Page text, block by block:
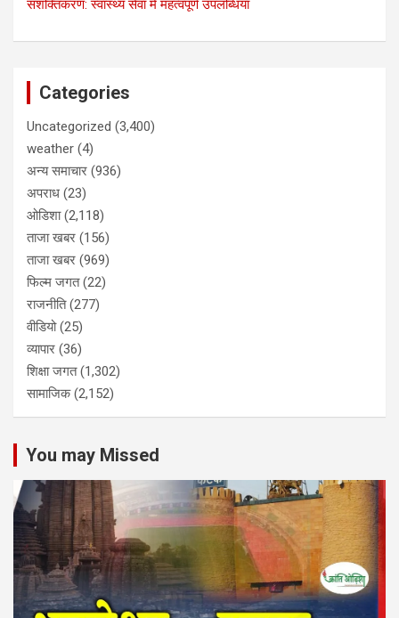
सशक्तिकरण: स्वास्थ्य सेवा में महत्वपूर्ण उपलब्धियां
Categories
Uncategorized (3,400)
weather (4)
अन्य समाचार (936)
अपराध (23)
ओडिशा(2,118)
ताजा खबर (156)
ताजा खबर (969)
फिल्म जगत(22)
राजनीति(277)
वीडियो(25)
व्यापार (36)
शिक्षा जगत(1,302)
सामाजिक(2,152)
You may Missed